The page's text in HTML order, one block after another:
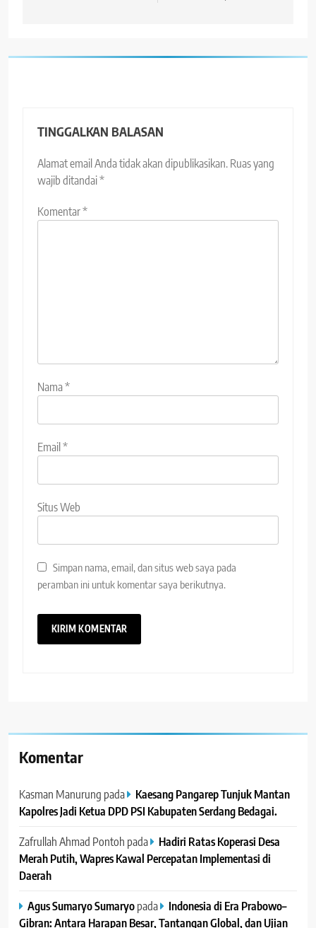
TINGGALKAN BALASAN
Alamat email Anda tidak akan dipublikasikan. Ruas yang
wajib ditandai*
Komentar*
Nama*
Email *
Situs Web
Simpan nama, email, dan situs web saya pada
peramban ini untuk komentar saya berikutnya.
Komentar
Kasman Manurung pada
Kaesang Pangarep Tunjuk Mantan
Kapolres Jadi Ketua DPD PSI Kabupaten Serdang Bedagai. ‎ ‎
Zafrullah Ahmad Pontoh pada
Hadiri Ratas Koperasi Desa
Merah Putih, Wapres Kawal Percepatan Implementasi di
Daerah
Agus Sumaryo Sumaryopada
Indonesia di Era Prabowo–
Gibran: Antara Harapan Besar, Tantangan Global, dan Ujian